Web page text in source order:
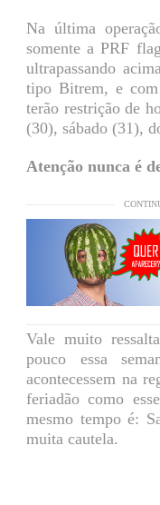
Na última
somente a PRF
ultrapassando
tipo Bitrem, e com
terão restrição de
(30), sábado (31),
Atenção nunca é
Vale muito
pouco essa
acontecessem na
feriadão como
mesmo tempo é:
muita cautela.